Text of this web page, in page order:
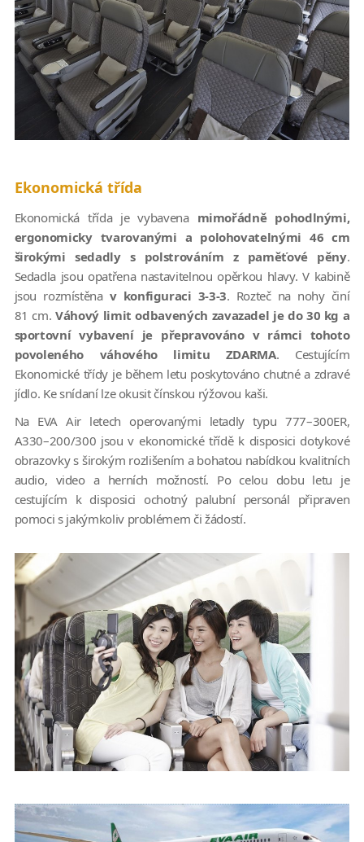
Ekonomická třída
Ekonomická třída je vybavena mimořádně pohodlnými,
ergonomicky tvarovanými a polohovatelnými 46 cm
širokými sedadly s polstrováním z paměťové pěny.
Sedadla jsou opatřena nastavitelnou opěrkou hlavy. V kabině
jsou rozmístěna v konfiguraci 3-3-3. Rozteč na nohy činí
81 cm.Váhový limit odbavených zavazadel je do 30 kg a
sportovní vybavení je přepravováno v rámci tohoto
povoleného váhového limitu ZDARMA. Cestujícím
Ekonomické třídy je během letu poskytováno chutné a zdravé
jídlo. Ke snídaní lze okusit čínskou rýžovou kaši.
Na EVA Air letech operovanými letadly typu 777–300ER,
A330–200/300 jsou v ekonomické třídě k disposici dotykové
obrazovky s širokým rozlišením a bohatou nabídkou kvalitních
audio, video a herních možností. Po celou dobu letu je
cestujícím k disposici ochotný palubní personál připraven
pomoci s jakýmkoliv problémem či žádostí.